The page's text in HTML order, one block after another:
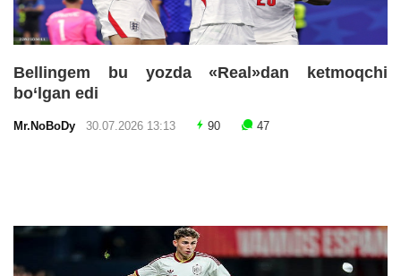
Bellingem bu yozda «Real»dan ketmoqchi
bo‘lgan edi
Mr.NoBoDy 30.07.2026 13:13 90 47